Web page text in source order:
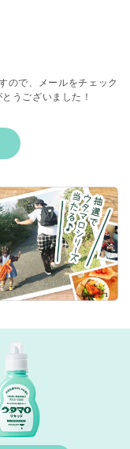
ので、メールをチェック
うございました！